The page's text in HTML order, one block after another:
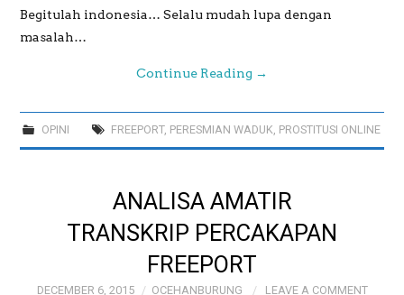
Begitulah indonesia… Selalu mudah lupa dengan
masalah…
Continue Reading →
OPINI FREEPORT, PERESMIAN WADUK, PROSTITUSI ONLINE
ANALISA AMATIR
TRANSKRIP PERCAKAPAN
FREEPORT
DECEMBER 6, 2015 OCEHANBURUNG LEAVE A COMMENT